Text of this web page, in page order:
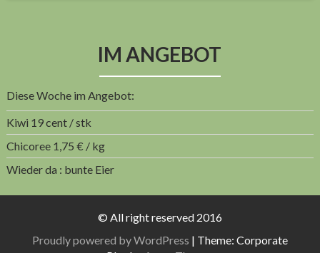
IM ANGEBOT
Diese Woche im Angebot:
Kiwi 19 cent / stk
Chicoree 1,75 € / kg
Wieder da : bunte Eier
© All right reserved 2016
Proudly powered by WordPress | Theme: Corporate